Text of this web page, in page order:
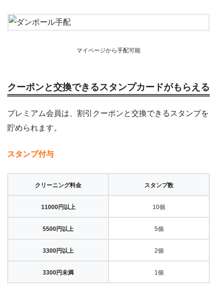
マイページから手配可能
クーポンと交換できるスタンプカードがもらえる
プレミアム会員は、割引クーポンと交換できるスタンプを
貯められます。
スタンプ付与
クリーニング料金 スタンプ数
11000円以上 10個
5500円以上 5個
3300円以上 2個
3300円未満 1個